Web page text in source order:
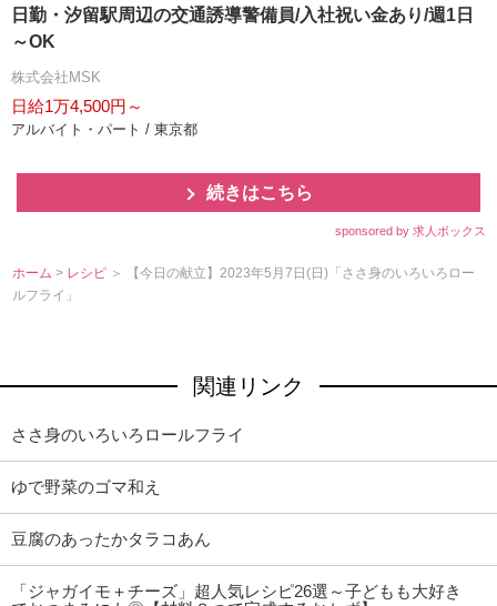
日勤・汐留駅周辺の交通誘導警備員/入社祝い金あり/週1日
～OK
株式会社MSK
日給1万4,500円～
アルバイト・パート / 東京都
続きはこちら
sponsored by 求人ボックス
ホーム > レシピ ＞ 【今日の献立】2023年5月7日(日)「ささ身のいろいろロー
ルフライ」
関連リンク
ささ身のいろいろロールフライ
ゆで野菜のゴマ和え
豆腐のあったかタラコあん
「ジャガイモ＋チーズ」超人気レシピ26選～子どもも大好き